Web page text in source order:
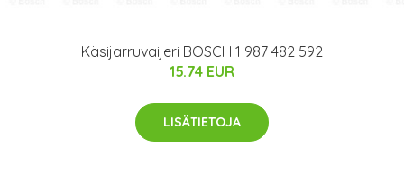
Käsijarruvaijeri BOSCH 1 987 482 592
15.74 EUR
LISÄTIETOJA